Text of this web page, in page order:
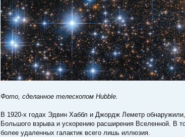
Фото, сделанное телескопом Hubble.
В 1920-х годах Эдвин Хаббл и Джордж Леметр
Большого взрыва и ускорению расширения Вселенной. В
более удаленных галактик всего лишь иллюзия.